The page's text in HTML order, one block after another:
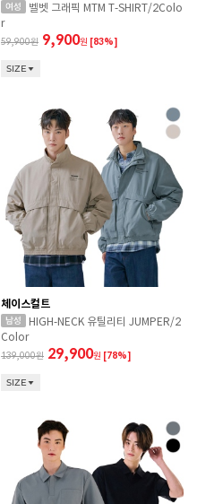
벨벳 그래픽 MTM T-SHIRT/2Colo
r
59,900 9,900원 [83%]
SIZE
체이스컬트
HIGH-NECK 유틸리티 JUMPER/2
Color
139,000 29,900원 [78%]
SIZE